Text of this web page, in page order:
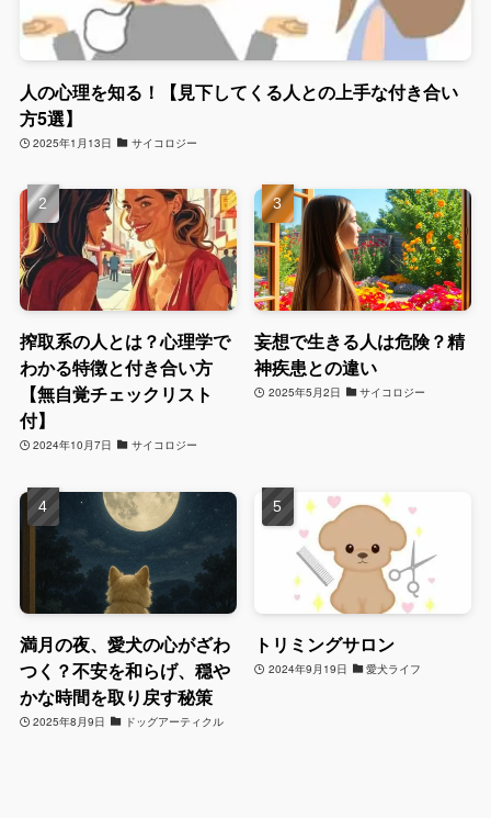
人の心理を知る！【見下してくる人との上手な付き合い
方5選】
2025年1月13日 サイコロジー
搾取系の人とは？心理学で
わかる特徴と付き合い方
【無自覚チェックリスト
付】
2024年10月7日 サイコロジー
妄想で生きる人は危険？精
神疾患との違い
2025年5月2日 サイコロジー
満月の夜、愛犬の心がざわ
つく？不安を和らげ、穏や
かな時間を取り戻す秘策
2025年8月9日 ドッグアーティクル
トリミングサロン
2024年9月19日 愛犬ライフ